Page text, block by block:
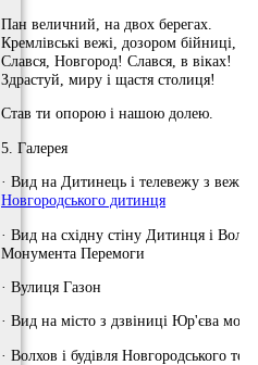
Пан величний, на двох берегах.
Кремлівські вежі, дозором бійниці,
Слався, Новгород! Слався, в віках!
Здрастуй, миру і щастя столиця!
Став ти опорою і нашою долею.
5. Галерея
· Вид на Дитинець і телевежу з вежі
Новгородського дитинця
· Вид на східну стіну Дитинця і
Монумента Перемоги
· Вулиця Газон
· Вид на місто з дзвіниці Юр'єва
· Волхов і будівля Новгородського